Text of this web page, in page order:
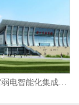
周口市体育馆弱电智能化集成项目